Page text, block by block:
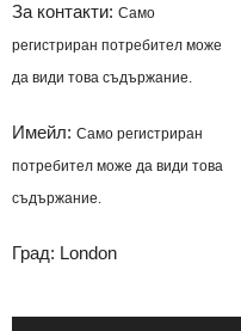
За контакти: Само
регистриран потребител може
да види това съдържание.
Имейл: Само регистриран
потребител може да види това
съдържание.
Град: London